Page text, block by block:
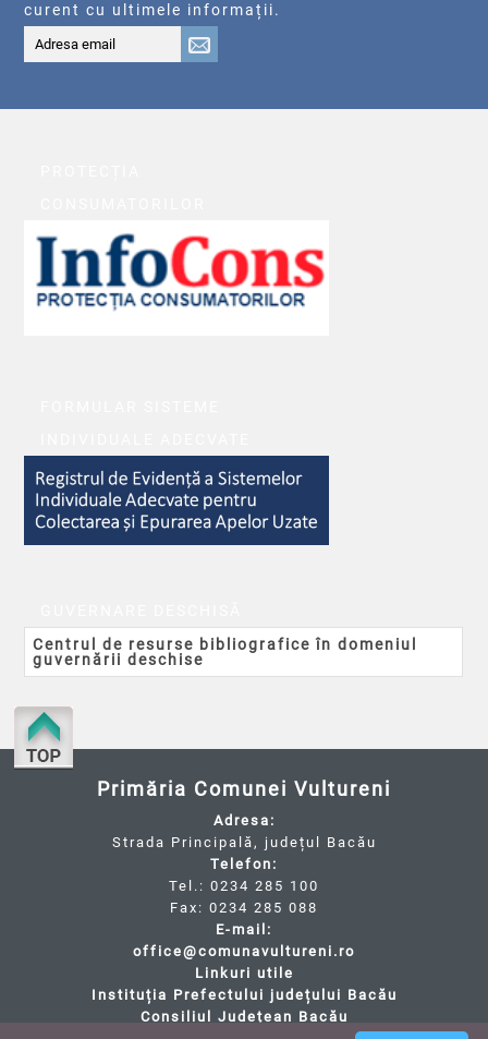
curent cu ultimele informații.
Centrul de resurse bibliografice în domeniul
guvernării deschise
Primăria Comunei Vultureni
Adresa:
Strada Principală, județul Bacău
Telefon:
Tel.: 0234 285 100
Fax: 0234 285 088
E-mail:
office@comunavultureni.ro
Linkuri utile
Instituția Prefectului județului Bacău
Consiliul Județean Bacău